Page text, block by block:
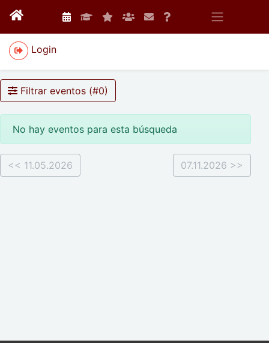
Login
Filtrar eventos (#0)
No hay eventos para esta búsqueda
<< 11.05.2026 07.11.2026 >>